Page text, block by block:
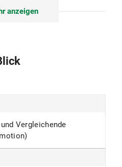
anzeigen
Vergleichende